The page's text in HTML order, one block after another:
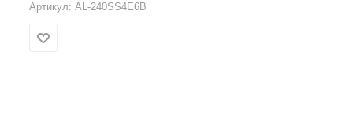
Артикул: AL-240SS4E6B